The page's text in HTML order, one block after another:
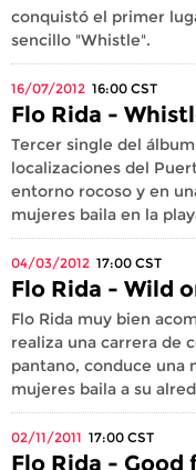
conquistó el primer
sencillo "Whistle".
16/07/2012 16:00 CST
Flo Rida -
Tercer single del
localizaciones del
entorno rocoso y en
mujeres baila en la
04/03/2012 17:00 CST
Flo Rida - Wild
Flo Rida muy bien
realiza una carrera de
pantano, conduce una
mujeres baila a su
02/11/2011 17:00 CST
Flo Rida - Good